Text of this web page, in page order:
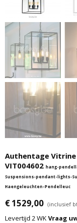
Authentage
VIT004602 hang-
Suspensions-pendant-lights-
Haengeleuchten-Pendelleuc
€ 1529,00 (inclusief
Levertijd 2 WKVraag